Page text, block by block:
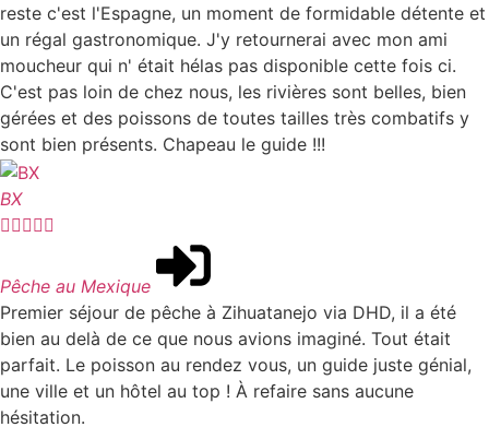
reste c'est l'Espagne, un moment de formidable détente et
un régal gastronomique. J'y retournerai avec mon ami
moucheur qui n' était hélas pas disponible cette fois ci.
C'est pas loin de chez nous, les rivières sont belles, bien
gérées et des poissons de toutes tailles très combatifs y
sont bien présents. Chapeau le guide !!!
BX

Pêche au Mexique
Premier séjour de pêche à Zihuatanejo via DHD, il a été
bien au delà de ce que nous avions imaginé. Tout était
parfait. Le poisson au rendez vous, un guide juste génial,
une ville et un hôtel au top ! À refaire sans aucune
hésitation.